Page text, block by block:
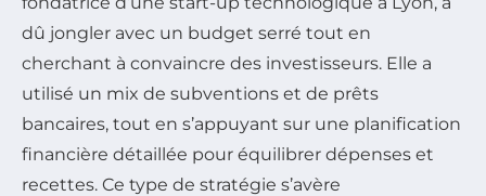
dû jongler avec un budget serré tout en
cherchant à convaincre des investisseurs. Elle a
utilisé un mix de subventions et de prêts
bancaires, tout en s’appuyant sur une planification
financière détaillée pour équilibrer dépenses et
recettes. Ce type de stratégie s’avère